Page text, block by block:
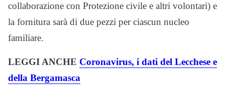
collaborazione con Protezione civile e altri volontari) e
la fornitura sarà di due pezzi per ciascun nucleo
familiare.
LEGGI ANCHE Coronavirus, i dati del Lecchese e
della Bergamasca